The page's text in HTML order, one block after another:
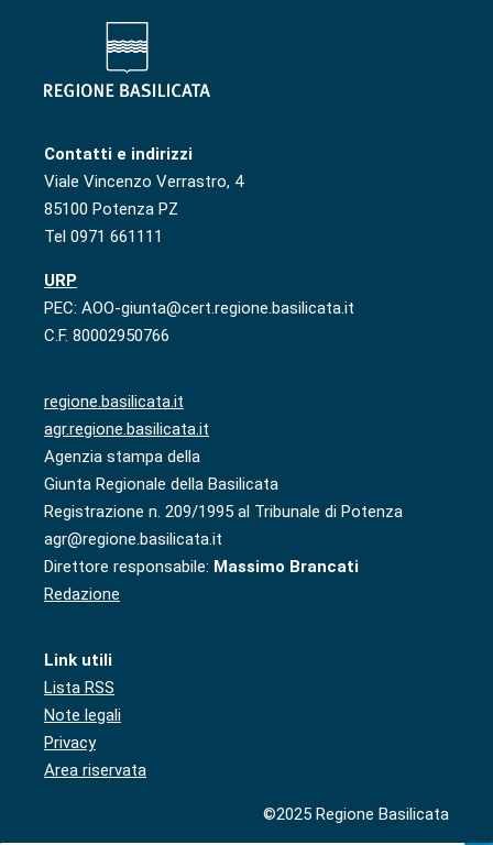
Contatti e indirizzi
Viale Vincenzo Verrastro, 4
85100 Potenza PZ
Tel 0971 661111
URP
PEC: AOO-giunta@cert.regione.basilicata.it
C.F. 80002950766
regione.basilicata.it
agr.regione.basilicata.it
Agenzia stampa della
Giunta Regionale della Basilicata
Registrazione n. 209/1995 al Tribunale di Potenza
agr@regione.basilicata.it
Direttore responsabile: Massimo Brancati
Redazione
Link utili
Lista RSS
Note legali
Privacy
Area riservata
©2025 Regione Basilicata